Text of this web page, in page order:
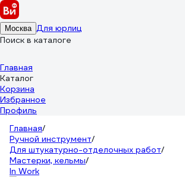
Москва Для юрлиц
Поиск в каталоге
Главная
Каталог
Корзина
Избранное
Профиль
Главная/
Ручной инструмент/
Для штукатурно-отделочных работ/
Мастерки, кельмы/
In Work